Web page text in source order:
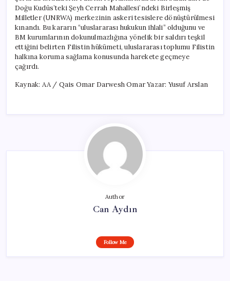
Doğu Kudüs’teki Şeyh Cerrah Mahallesi’ndeki Birleşmiş
Milletler (UNRWA) merkezinin askeri tesislere dönüştürülmesi
kınandı. Bu kararın “uluslararası hukukun ihlali” olduğunu ve
BM kurumlarının dokunulmazlığına yönelik bir saldırı teşkil
ettiğini belirten Filistin hükümeti, uluslararası toplumu Filistin
halkına koruma sağlama konusunda harekete geçmeye
çağırdı.
Kaynak: AA / Qais Omar Darwesh Omar Yazar: Yusuf Arslan
Author
Can Aydın
Follow Me